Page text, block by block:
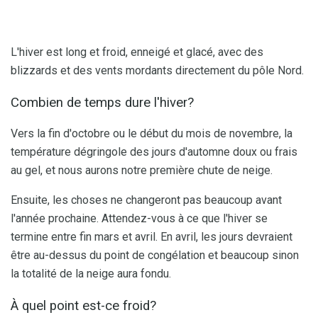
L'hiver est long et froid, enneigé et glacé, avec des
blizzards et des vents mordants directement du pôle Nord.
Combien de temps dure l'hiver?
Vers la fin d'octobre ou le début du mois de novembre, la
température dégringole des jours d'automne doux ou frais
au gel, et nous aurons notre première chute de neige.
Ensuite, les choses ne changeront pas beaucoup avant
l'année prochaine. Attendez-vous à ce que l'hiver se
termine entre fin mars et avril. En avril, les jours devraient
être au-dessus du point de congélation et beaucoup sinon
la totalité de la neige aura fondu.
À quel point est-ce froid?